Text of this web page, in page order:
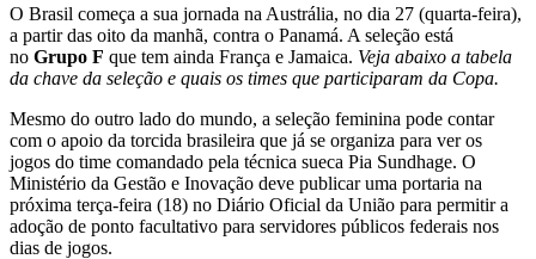
O Brasil começa a sua jornada na Austrália, no dia 27 (quarta-feira),
a partir das oito da manhã, contra o Panamá. A seleção está
no Grupo F que tem ainda França e Jamaica. Veja abaixo a tabela
da chave da seleção e quais os times que participaram da Copa.
Mesmo do outro lado do mundo, a seleção feminina pode contar
com o apoio da torcida brasileira que já se organiza para ver os
jogos do time comandado pela técnica sueca Pia Sundhage. O
Ministério da Gestão e Inovação deve publicar uma portaria na
próxima terça-feira (18) no Diário Oficial da União para permitir a
adoção de ponto facultativo para servidores públicos federais nos
dias de jogos.